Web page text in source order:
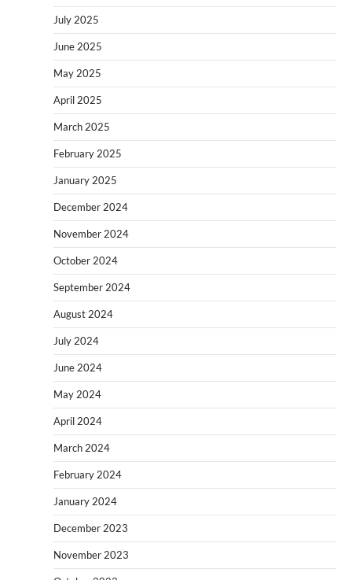
July 2025
June 2025
May 2025
April 2025
March 2025
February 2025
January 2025
December 2024
November 2024
October 2024
September 2024
August 2024
July 2024
June 2024
May 2024
April 2024
March 2024
February 2024
January 2024
December 2023
November 2023